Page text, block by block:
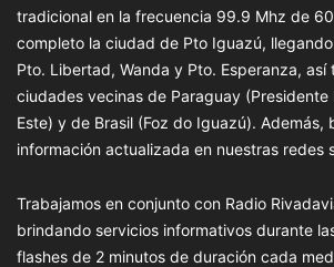
tradicional en la frecuencia 99.9 Mhz de
completo la ciudad de Pto Iguazú,
Pto. Libertad, Wanda y Pto. Esperanza, así
ciudades vecinas de Paraguay
Este) y de Brasil (Foz do Iguazú). Además,
información actualizada en nuestras redes
Trabajamos en conjunto con Radio
brindando servicios informativos durante
flashes de 2 minutos de duración cada